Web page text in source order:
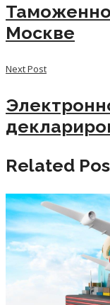
Москве
Next Post
Related